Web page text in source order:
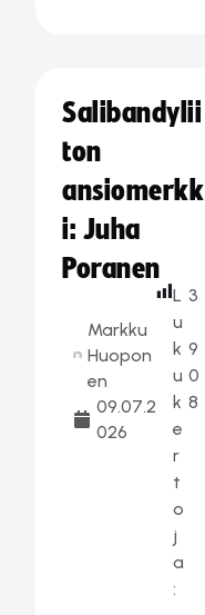
Salibandylii
ton
ansiomerkk
i: Juha
Poranen
Markku
Huopon
en
09.07.2
026
L
u
k
u
k
e
r
t
o
j
a
:
3
9
0
8